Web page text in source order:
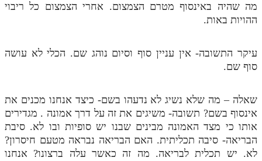
מה שהיה באינסוף מטרם הצמצום. אחרי הצמצום כל ריבוי
ההויות באות.
עיקר התשובה- אין עניין סוף וסיום נוהג שם. הכלי לא עושה
סוף שם.
שאלה – מה שלא נשיג לא נדעהו בשם- כיצד אנחנו מכנים את
אינסוף בשם? תשובה- משיגים את זה על דרך אמונה . מגדירים
אותו כי מצד האמונה מבינים שבנו יש סופיות ובו לא. סיבת
הבריאה- סיבה תכליתית. האם הבריאה נבראה מטעם חיסרון?
לא. יש תכלית לבריאה. מה זה כאשר עלה ברצונו? אנחנו